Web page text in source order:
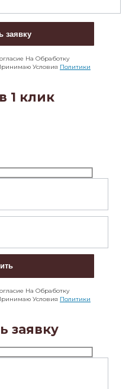
заявку
На Обработку
Условия Политики
1 клик
На Обработку
Условия Политики
заявку